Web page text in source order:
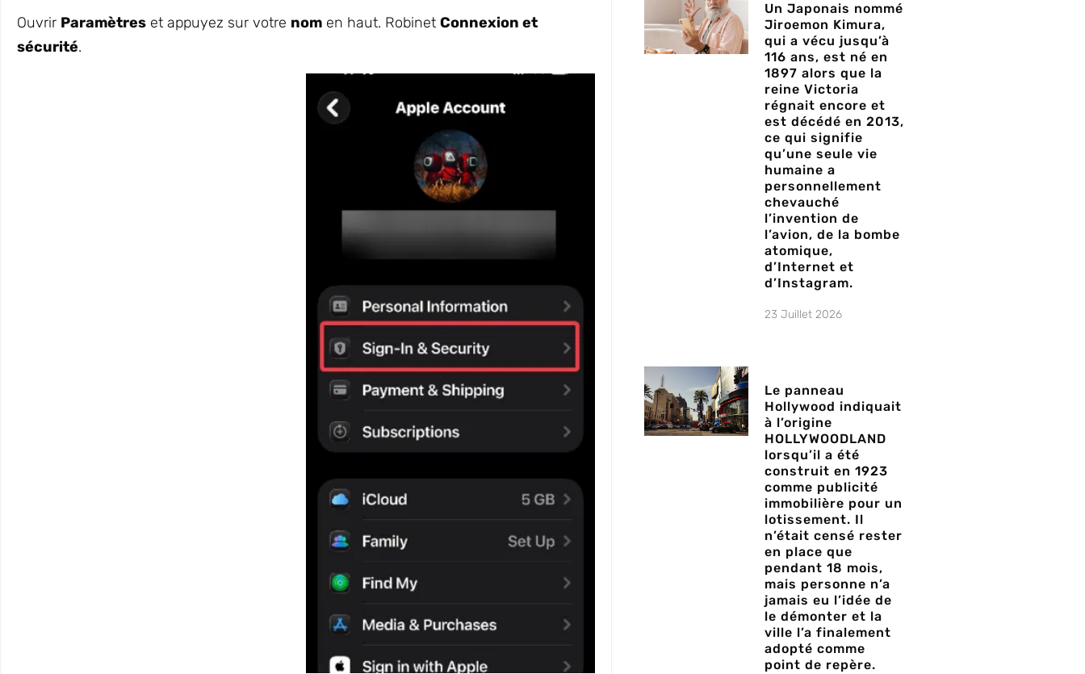
Ouvrir Paramètres et appuyez sur votre nom en haut. Robinet Connexion et
sécurité.
Un Japonais nommé
Jiroemon Kimura,
qui a vécu jusqu’à
116 ans, est né en
1897 alors que la
reine Victoria
régnait encore et
est décédé en 2013,
ce qui signifie
qu’une seule vie
humaine a
personnellement
chevauché
l’invention de
l’avion, de la bombe
atomique,
d’Internet et
d’Instagram.
23 Juillet 2026
Le panneau
Hollywood indiquait
à l’origine
HOLLYWOODLAND
lorsqu’il a été
construit en 1923
comme publicité
immobilière pour un
lotissement. Il
n’était censé rester
en place que
pendant 18 mois,
mais personne n’a
jamais eu l’idée de
le démonter et la
ville l’a finalement
adopté comme
point de repère.